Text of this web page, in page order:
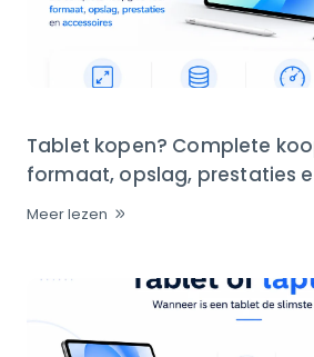
Tablet kopen? Complete
formaat, opslag, prestaties
Meer lezen